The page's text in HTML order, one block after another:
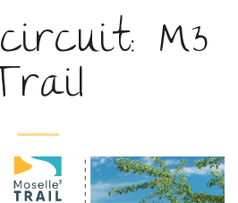
M3